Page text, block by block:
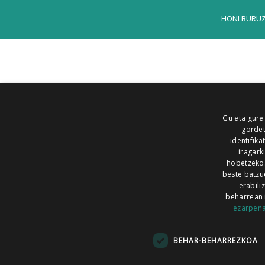
HONI BURUZ
ALEA
MAILOPE NOAUA
Gu eta
hobetzeko.
beste
beharrean
BEHAR-BEHARREZKOA